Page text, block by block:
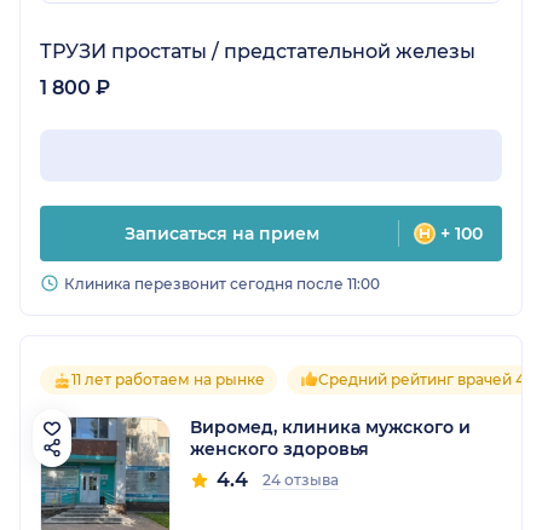
ТРУЗИ простаты / предстательной железы
1 800 ₽
Записаться на прием + 100
Клиника перезвонит сегодня после 11:00
11 лет работаем на рынке Средний рейтинг врачей 4.4
Виромед, клиника мужского и
женского здоровья
4.4 24 отзыва